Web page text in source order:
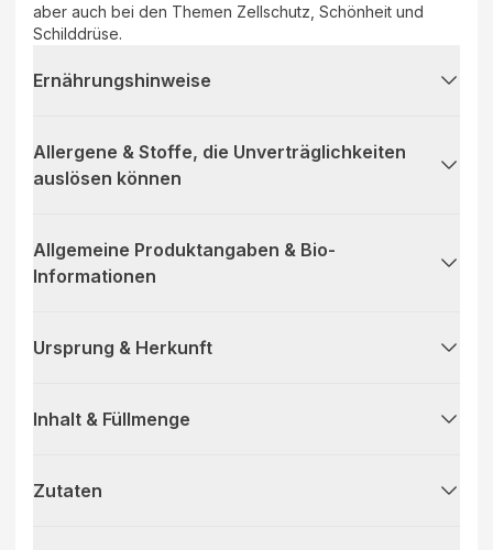
aber auch bei den Themen Zellschutz, Schönheit und
Schilddrüse.
Ernährungshinweise
Allergene & Stoffe, die Unverträglichkeiten
auslösen können
Allgemeine Produktangaben & Bio-
Informationen
Ursprung & Herkunft
Inhalt & Füllmenge
Zutaten